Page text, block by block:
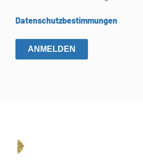
Datenschutzbestimmungen
ANMELDEN